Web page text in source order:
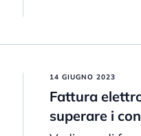
14 GIUGNO 2023
Fattura
superare i